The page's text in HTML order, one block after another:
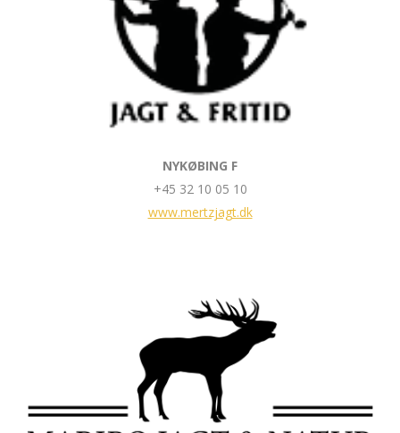
NYKØBING F
+45 32 10 05 10
www.mertzjagt.dk